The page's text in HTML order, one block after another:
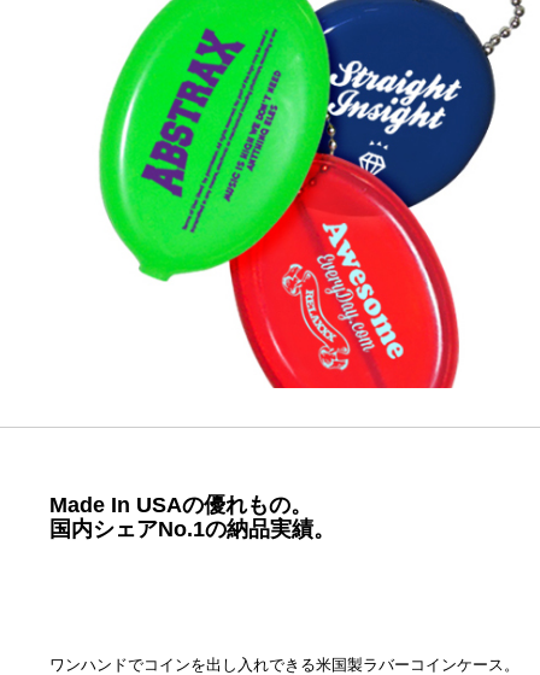
Made In USAの優れもの。
国内シェアNo.1の納品実績。
ワンハンドでコインを出し入れできる米国製ラバーコインケース。